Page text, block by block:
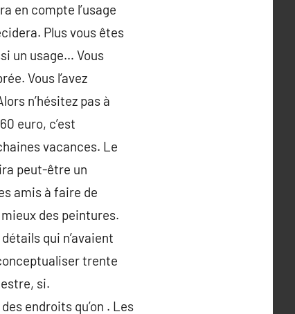
en compte l’usage
Plus vous êtes
un usage… Vous
Vous l’avez
n’hésitez pas à
euro, c’est
vacances. Le
peut-être un
amis à faire de
des peintures.
qui n’avaient
trente
si.
endroits qu’on . Les